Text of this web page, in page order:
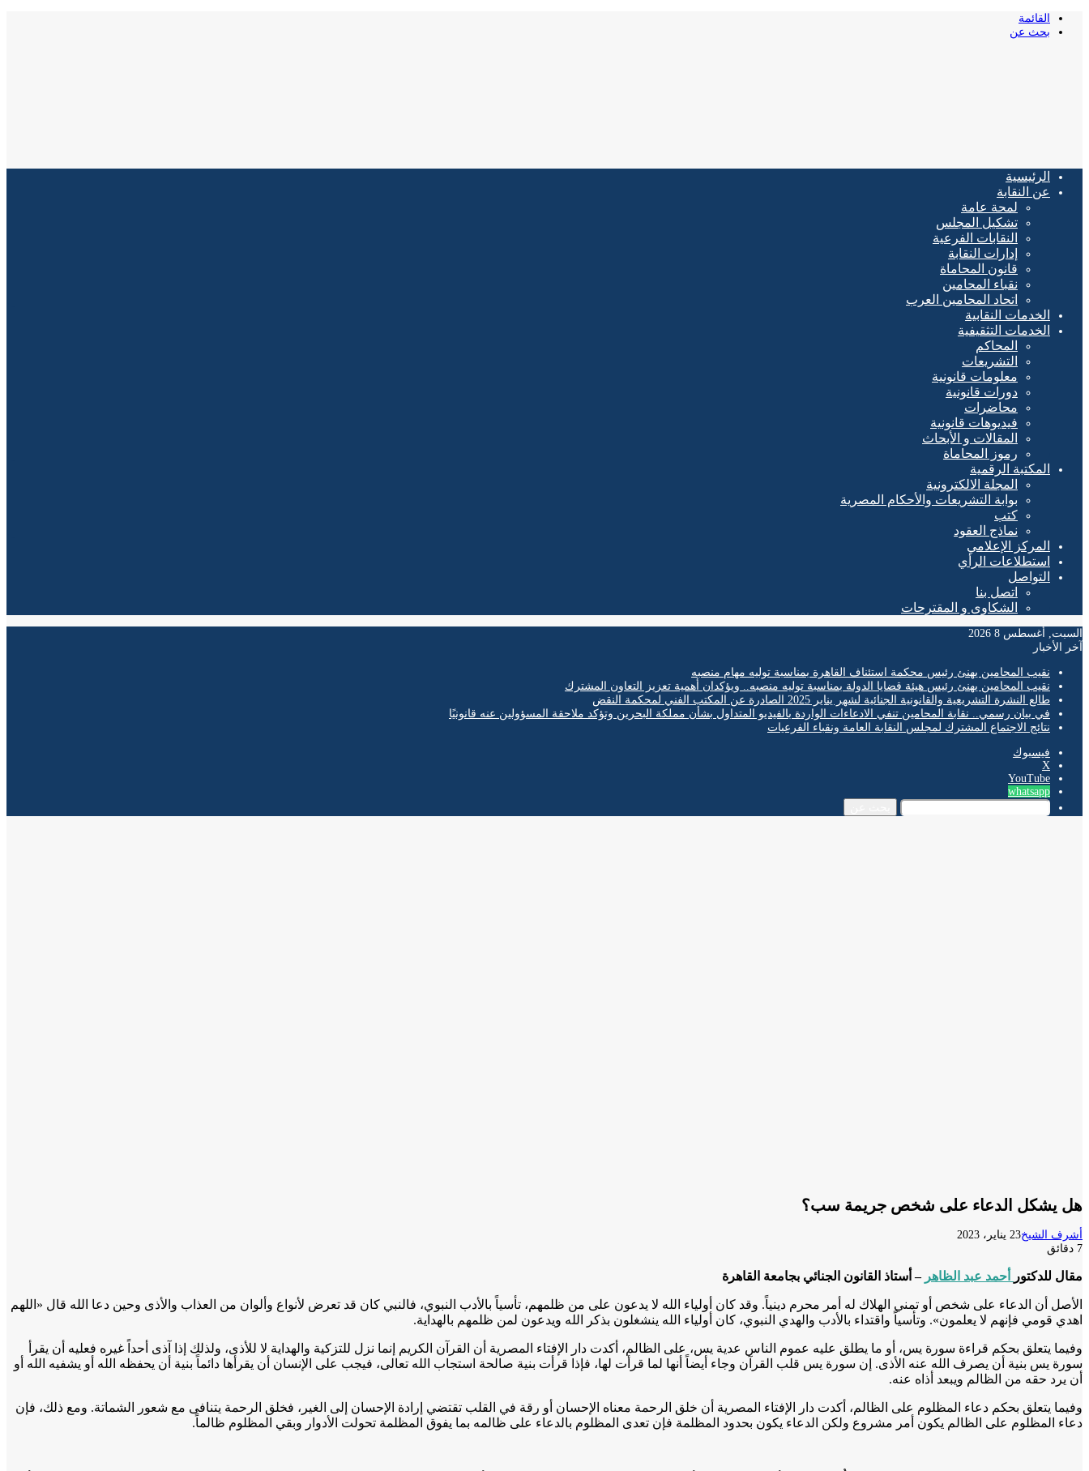
القائمة
بحث عن
الرئيسية
عن النقابة
لمحة عامة
تشكيل المجلس
النقابات الفرعية
إدارات النقابة
قانون المحاماة
نقباء المحامين
اتحاد المحامين العرب
الخدمات النقابية
الخدمات التثقيفية
المحاكم
التشريعات
معلومات قانونية
دورات قانونية
محاضرات
فيديوهات قانونية
المقالات و الأبحاث
رموز المحاماة
المكتبة الرقمية
المجلة الالكترونية
بوابة التشريعات والأحكام المصرية
كتب
نماذج العقود
المركز الإعلامي
استطلاعات الرأي
التواصل
اتصل بنا
الشكاوى و المقترحات
السبت, أغسطس 8 2026
آخر الأخبار
نقيب المحامين يهنئ رئيس محكمة استئناف القاهرة بمناسبة توليه مهام منصبه
نقيب المحامين يهنئ رئيس هيئة قضايا الدولة بمناسبة توليه منصبه.. ويؤكدان أهمية تعزيز التعاون المشترك
طالع النشرة التشريعية والقانونية الجنائية لشهر يناير 2025 الصادرة عن المكتب الفني لمحكمة النقض
في بيان رسمي.. نقابة المحامين تنفي الادعاءات الواردة بالفيديو المتداول بشأن مملكة البحرين وتؤكد ملاحقة المسؤولين عنه قانونيًا
نتائج الاجتماع المشترك لمجلس النقابة العامة ونقباء الفرعيات
فيسبوك
‫X
‫YouTube
whatsapp
هل يشكل الدعاء على شخص جريمة سب؟
أشرف الشيخ23 يناير، 2023
7 دقائق
مقال للدكتور أحمد عبد الظاهر – أستاذ القانون الجنائي بجامعة القاهرة
الأصل أن الدعاء على شخص أو تمني الهلاك له أمر محرم دينياً. وقد كان أولياء الله لا يدعون على من ظلمهم، تأسياً بالأدب النبوي، فالنبي كان قد تعرض لأنواع وألوان من العذاب والأذى وحين دعا الله قال «اللهم
اهدي قومي فإنهم لا يعلمون». وتأسياً واقتداء بالأدب والهدي النبوي، كان أولياء الله ينشغلون بذكر الله ويدعون لمن ظلمهم بالهداية.
وفيما يتعلق بحكم قراءة سورة يس، أو ما يطلق عليه عموم الناس عدية يس، على الظالم، أكدت دار الإفتاء المصرية أن القرآن الكريم إنما نزل للتزكية والهداية لا للأذى، ولذلك إذا آذى أحداً غيره فعليه أن يقرأ
سورة يس بنية أن يصرف الله عنه الأذى. إن سورة يس قلب القرآن وجاء أيضاً أنها لما قرأت لها، فإذا قرأت بنية صالحة استجاب الله تعالى، فيجب على الإنسان أن يقرأها دائماً بنية أن يحفظه الله أو يشفيه الله أو
أن يرد حقه من الظالم ويبعد أذاه عنه.
وفيما يتعلق بحكم دعاء المظلوم على الظالم، أكدت دار الإفتاء المصرية أن خلق الرحمة معناه الإحسان أو رقة في القلب تقتضي إرادة الإحسان إلى الغير، فخلق الرحمة يتنافى مع شعور الشماتة. ومع ذلك، فإن
دعاء المظلوم على الظالم يكون أمر مشروع ولكن الدعاء يكون بحدود المظلمة فإن تعدى المظلوم بالدعاء على ظالمه بما يفوق المظلمة تحولت الأدوار وبقي المظلوم ظالماً.